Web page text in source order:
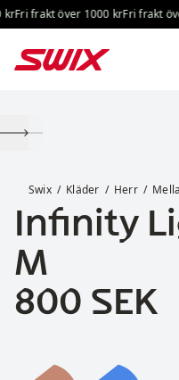
Hoppa till innehåll
Fri frakt över 1000 krFri frakt
Swix Kläder Herr
Infinity
M
Pris:
800 SEK